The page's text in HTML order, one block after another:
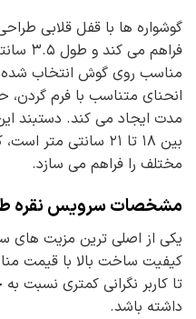
گوشواره ها با قفل قلابی
فراهم
مناسب روی گوش انتخاب شده
انحنای متناسب با فرم گردن،
مدت ایجاد می کند. دستبند
بین ۱۸ تا ۲۱ سانتی
مختلف را فراهم می سازد.
مشخصات سرویس نقره
یکی از اصلی ترین مزیت های
کیفیت ساخت بالا با قیمت
تا کاربر نگرانی کمتری نسبت
داشته باشد.